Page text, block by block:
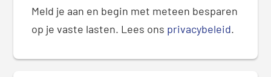
Meld je aan en begin met meteen besparen
op je vaste lasten. Lees ons privacybeleid.